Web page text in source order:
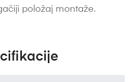
položaj montaže.